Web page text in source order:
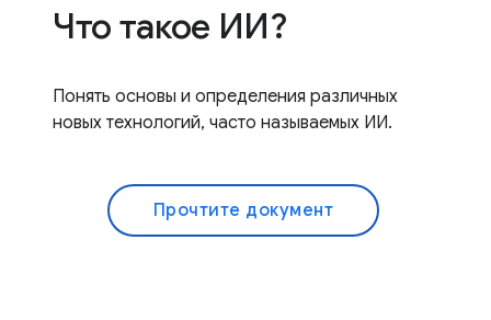
Что такое ИИ?
Понять основы и определения различных
новых технологий, часто называемых ИИ.
Прочтите документ